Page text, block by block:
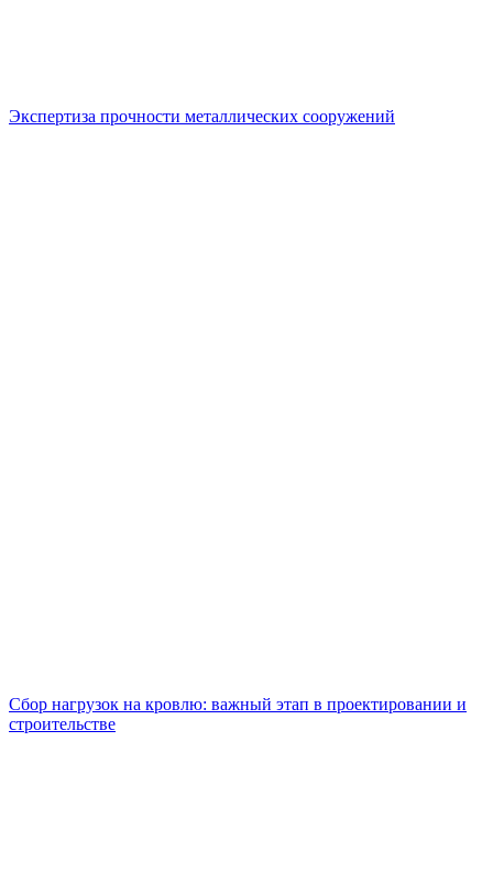
Экспертиза прочности металлических сооружений
Сбор нагрузок на кровлю: важный этап в проектировании и
строительстве